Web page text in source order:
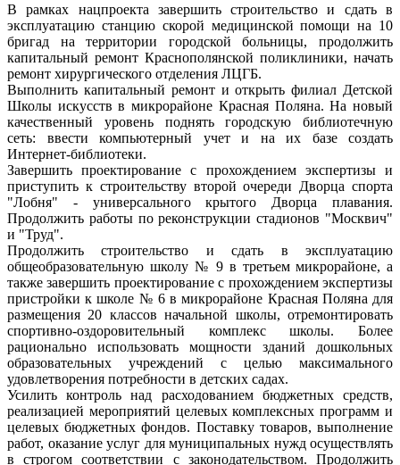
В рамках нацпроекта завершить строительство и сдать в
эксплуатацию станцию скорой медицинской помощи на 10
бригад на территории городской больницы, продолжить
капитальный ремонт Краснополянской поликлиники, начать
ремонт хирургического отделения ЛЦГБ.
Выполнить капитальный ремонт и открыть филиал Детской
Школы искусств в микрорайоне Красная Поляна. На новый
качественный уровень поднять городскую библиотечную
сеть: ввести компьютерный учет и на их базе создать
Интернет-библиотеки.
Завершить проектирование с прохождением экспертизы и
приступить к строительству второй очереди Дворца спорта
"Лобня" - универсального крытого Дворца плавания.
Продолжить работы по реконструкции стадионов "Москвич"
и "Труд".
Продолжить строительство и сдать в эксплуатацию
общеобразовательную школу № 9 в третьем микрорайоне, а
также завершить проектирование с прохождением экспертизы
пристройки к школе № 6 в микрорайоне Красная Поляна для
размещения 20 классов начальной школы, отремонтировать
спортивно-оздоровительный комплекс школы. Более
рационально использовать мощности зданий дошкольных
образовательных учреждений с целью максимального
удовлетворения потребности в детских садах.
Усилить контроль над расходованием бюджетных средств,
реализацией мероприятий целевых комплексных программ и
целевых бюджетных фондов. Поставку товаров, выполнение
работ, оказание услуг для муниципальных нужд осуществлять
в строгом соответствии с законодательством. Продолжить